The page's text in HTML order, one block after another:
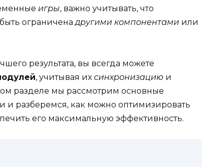
игры, важно учитывать, что
ограничена другими компонентами или
результата, вы всегда можете
, учитывая их синхронизацию и
разделе мы рассмотрим основные
разберемся, как можно оптимизировать
его максимальную эффективность.